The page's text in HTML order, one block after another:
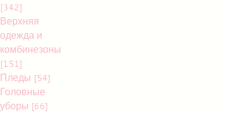
[342]
Верхняя
одежда и
комбинезоны
[151]
Пледы [54]
Головные
уборы [66]